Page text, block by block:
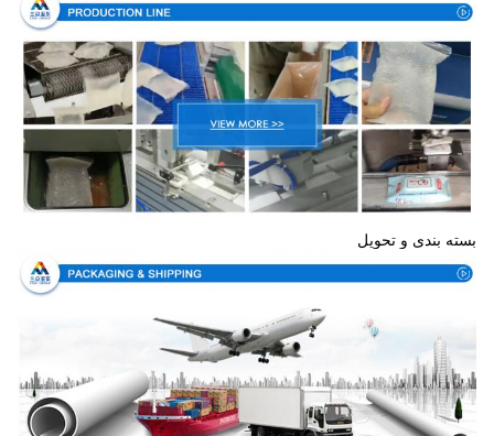
بسته بندی و تحویل